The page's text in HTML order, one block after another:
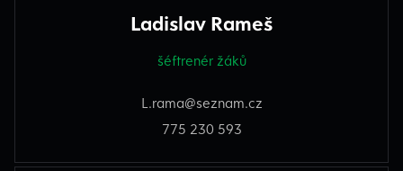
Ladislav Rameš
šéftrenér žáků
L.rama@seznam.cz
775 230 593